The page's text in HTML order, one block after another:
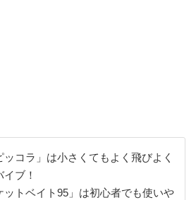
ッコラ」は小さくてもよく飛びよく
ブ！
ットベイト95」は初心者でも使いや